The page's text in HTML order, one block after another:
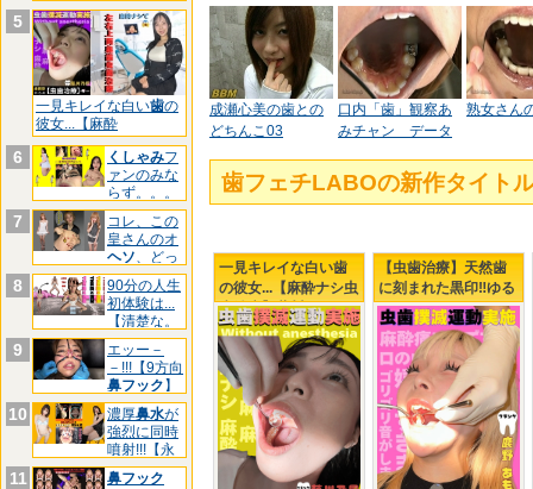
5
一見キレイな白い歯の
彼女...【麻酔
6 くしゃみフ
ァンのみな
らず。。。
【三池
7
コレ、この
皇さんのオ
ヘソ、どっ
ちです
8
90分の人生
初体験は...
【清楚な。
9
エッー－
－!!!【9方向
鼻フック 】
マ
10 濃厚鼻水が
強烈に同時
噴射!!!【永
久
11
鼻フック
成瀬心美の歯との
どちんこ03
口内「歯」観察あ
みチャン データ
熟女さん
歯フェチLABOの新作タイ
一見キレイな白い歯
の彼女...【麻酔ナシ虫
歯治療】藤川乃風ち
ゃん...引退前の覚悟?!
【虫歯治療】天然歯
に刻まれた黒印‼ゆる
ふわましゅまろボデ
ィGAL鹿野あもちゃ
んの初虫歯治療